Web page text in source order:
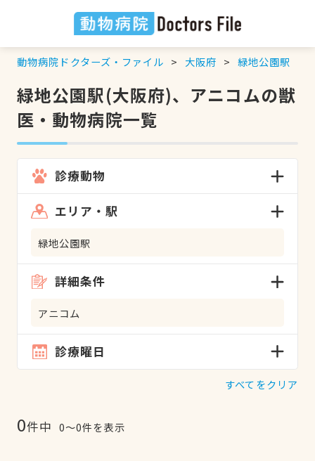
動物病院ドクターズ・ファイル 大阪府 緑地公園駅
緑地公園駅(大阪府)、アニコムの獣
医・動物病院一覧
診療動物
エリア・駅
緑地公園駅
詳細条件
アニコム
診療曜日
すべてをクリア
0件中 0〜0件を表示